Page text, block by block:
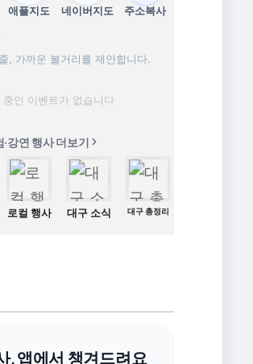
애플지도 네이버지도 주소복사
, 가까운 볼거리를 제안합니다.
중인 이벤트가 없습니다
·강연 행사 더보기
로컬 행사 대구 소식 대구 총정리
, 앱에서 챙겨드려요